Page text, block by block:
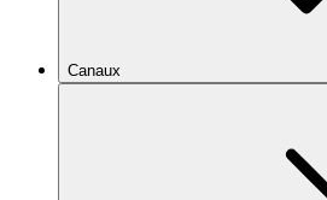
Canaux